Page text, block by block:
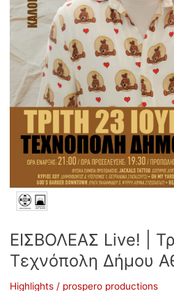
ΕΙΣΒΟΛΕΑΣ Live! |
Τεχνόπολη Δήμου
Highlights/ prospero productions